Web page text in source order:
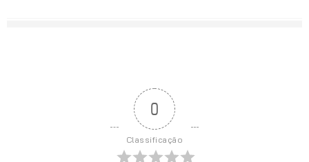
0
Classificação